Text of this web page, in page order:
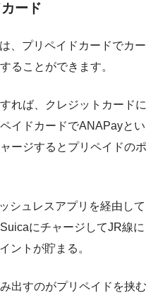
ード
、プリペイドカードでカー
ることができます。
れば、クレジットカードに
イドカードでANAPayとい
ージするとプリペイドのポ
シュレスアプリを経由して
にチャージしてJR線に
ントが貯まる。
出すのがプリペイドを挟む